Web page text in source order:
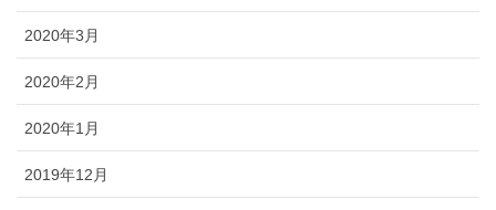
2020年3月
2020年2月
2020年1月
2019年12月